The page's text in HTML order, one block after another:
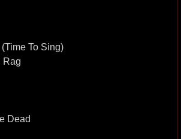
To Sing)
Rag
Dead